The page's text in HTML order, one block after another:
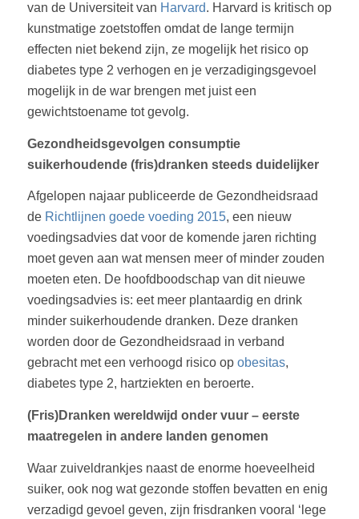
van de Universiteit van Harvard. Harvard is kritisch op
kunstmatige zoetstoffen omdat de lange termijn
effecten niet bekend zijn, ze mogelijk het risico op
diabetes type 2 verhogen en je verzadigingsgevoel
mogelijk in de war brengen met juist een
gewichtstoename tot gevolg.
Gezondheidsgevolgen consumptie
suikerhoudende (fris)dranken steeds duidelijker
Afgelopen najaar publiceerde de Gezondheidsraad
de Richtlijnen goede voeding 2015, een nieuw
voedingsadvies dat voor de komende jaren richting
moet geven aan wat mensen meer of minder zouden
moeten eten. De hoofdboodschap van dit nieuwe
voedingsadvies is: eet meer plantaardig en drink
minder suikerhoudende dranken. Deze dranken
worden door de Gezondheidsraad in verband
gebracht met een verhoogd risico op obesitas,
diabetes type 2, hartziekten en beroerte.
(Fris)Dranken wereldwijd onder vuur – eerste
maatregelen in andere landen genomen
Waar zuiveldrankjes naast de enorme hoeveelheid
suiker, ook nog wat gezonde stoffen bevatten en enig
verzadigd gevoel geven, zijn frisdranken vooral ‘lege